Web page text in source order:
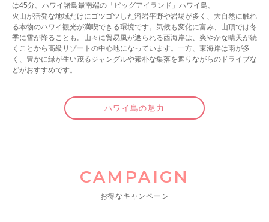
は45分。ハワイ諸島最南端の「ビッグアイランド」ハワイ島。
火山が活発な地域だけにゴツゴツした溶岩平野や岩場が多く、大自然に触れ
る本物のハワイ観光が満喫できる環境です。気候も変化に富み、山頂では冬
季に雪が降ることも。山々に貿易風が遮られる西海岸は、爽やかな晴天が続
くことから高級リゾートの中心地になっています。一方、東海岸は雨が多
く、豊かに緑が生い茂るジャングルや素朴な集落を遮りながらのドライブな
どがおすすめです。
ハワイ島の魅力
CAMPAIGN
お得なキャンペーン